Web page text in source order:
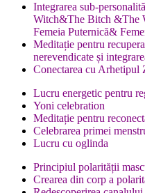
Integrarea sub-
Witch&The Bitch &The
Femeia Puternică&
Meditație pentru
nerevendicate și i
Conectarea cu Arhetipul
Lucru energetic pentru
Yoni celebration
Meditație pentru
Celebrarea primei
Lucru cu oglinda
Principiul polarității
Crearea din corp a